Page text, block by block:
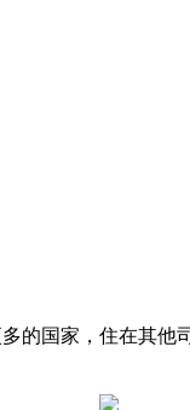
的国家，住在其